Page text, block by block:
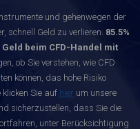
und gehenwegen der
schnell Geld zu verlieren. 85.5%
beim CFD-Handel mit
ob Sie verstehen, wie CFD
können, das hohe Risiko
klicken Sie auf hier um unsere
sicherzustellen, dass Sie die
unter Berücksichtigung